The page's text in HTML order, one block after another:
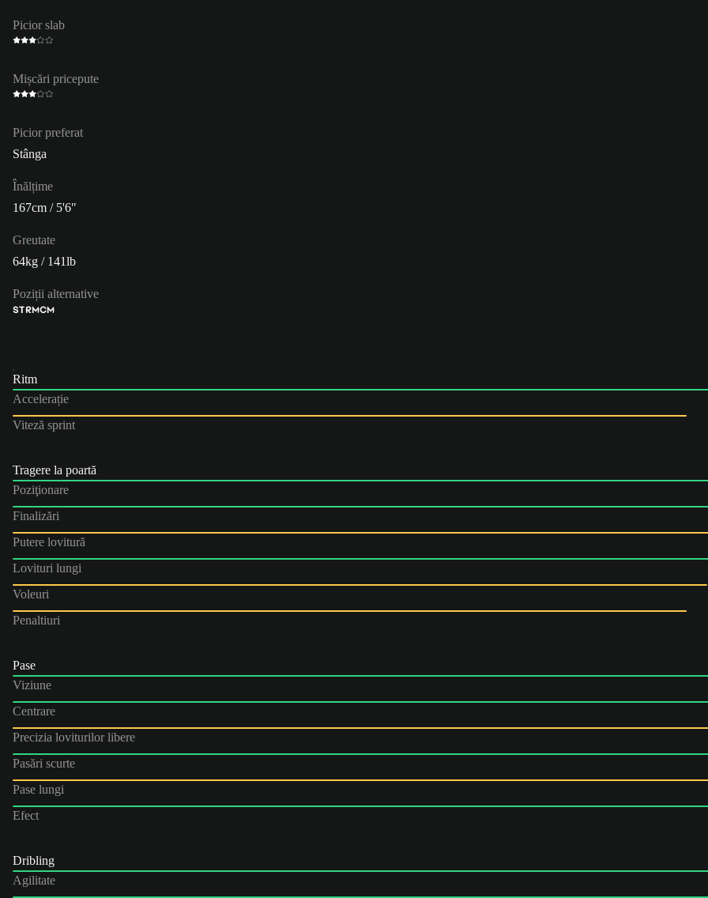
Picior slab
Mișcări pricepute
Picior preferat
Stânga
Înălțime
167cm / 5'6"
Greutate
64kg / 141lb
Poziții alternative
STRMCM
Ritm
Accelerație
Viteză sprint
Tragere la poartă
Poziţionare
Finalizări
Putere lovitură
Lovituri lungi
Voleuri
Penaltiuri
Pase
Viziune
Centrare
Precizia loviturilor libere
Pasări scurte
Pase lungi
Efect
Dribling
Agilitate